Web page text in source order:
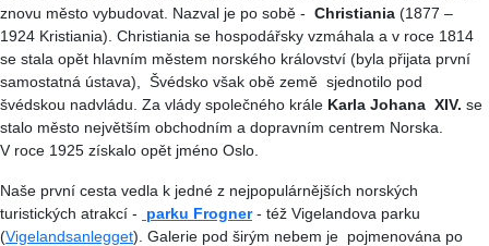
znovu město vybudovat. Nazval je po sobě - Christiania (1877 –
1924 Kristiania). Christiania se hospodářsky vzmáhala a v roce 1814
se stala opět hlavním městem norského království (byla přijata první
samostatná ústava), Švédsko však obě země sjednotilo pod
švédskou nadvládu. Za vlády společného krále Karla Johana XIV. se
stalo město největším obchodním a dopravním centrem Norska.
V roce 1925 získalo opět jméno Oslo.
Naše první cesta vedla k jedné z nejpopulárnějších norských
turistických atrakcí -
parku Frogner- též Vigelandova parku
(Vigelandsanlegget). Galerie pod širým nebem je pojmenována po